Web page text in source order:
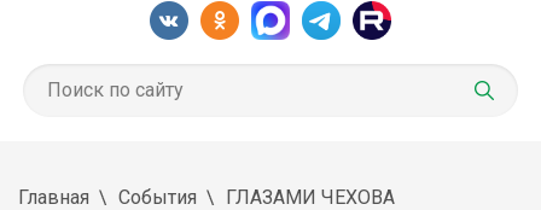
Главная События ГЛАЗАМИ ЧЕХОВА